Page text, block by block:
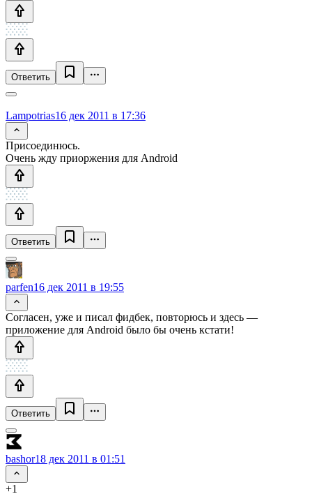
Ответить
Lampotrias16 дек 2011 в 17:36
Присоединюсь.
Очень жду приоржения для Android
Ответить
parfen16 дек 2011 в 19:55
Согласен, уже и писал фидбек, повторюсь и здесь —
приложение для Android было бы очень кстати!
Ответить
bashor18 дек 2011 в 01:51
+1